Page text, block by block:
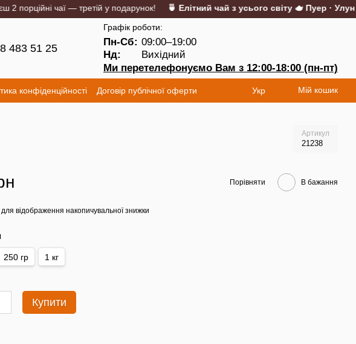
чаї — третій у подарунок!🍵 Елітний чай з усього світу 🫖 Пуер · Улун ·
483 51 25
Графік роботи:
Пн-Сб: 09:00–19:00
Нд:
Вихідний
Ми перетелефонуємо Вам з 12:00-18:00 (пн-пт)
конфіденційності
Договір публічної оферти
Укр Мій кошик
Артикул
21238
Порівняти В бажання
для відображення накопичувальної знижки
250 гр 1 кг
Купити